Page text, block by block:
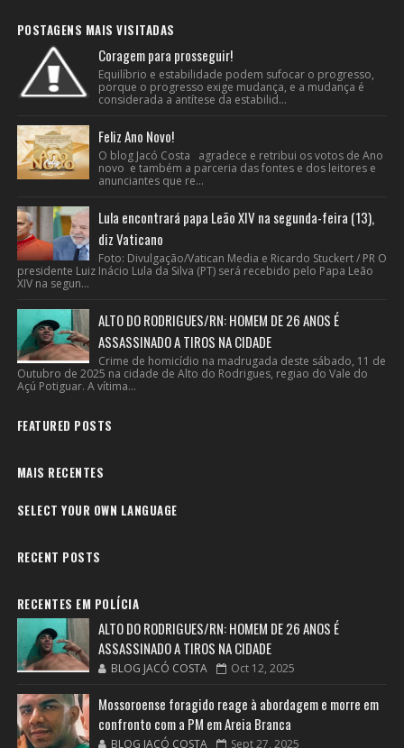
POSTAGENS MAIS VISITADAS
Coragem para prosseguir!
Equilíbrio e estabilidade podem sufocar o progresso,
porque o progresso exige mudança, e a mudança é
considerada a antítese da estabilid...
Feliz Ano Novo!
O blog Jacó Costa agradece e retribui os votos de Ano
novo e também a parceria das fontes e dos leitores e
anunciantes que re...
Lula encontrará papa Leão XIV na segunda-feira (13),
diz Vaticano
Foto: Divulgação/Vatican Media e Ricardo Stuckert / PR O
presidente Luiz Inácio Lula da Silva (PT) será recebido pelo Papa Leão
XIV na segun...
ALTO DO RODRIGUES/RN: HOMEM DE 26 ANOS É
ASSASSINADO A TIROS NA CIDADE
Crime de homicídio na madrugada deste sábado, 11 de
Outubro de 2025 na cidade de Alto do Rodrigues, regiao do Vale do
Açú Potiguar. A vítima...
FEATURED POSTS
MAIS RECENTES
SELECT YOUR OWN LANGUAGE
RECENT POSTS
RECENTES EM POLÍCIA
ALTO DO RODRIGUES/RN: HOMEM DE 26 ANOS É
ASSASSINADO A TIROS NA CIDADE
BLOG JACÓ COSTA Oct 12, 2025
Mossoroense foragido reage à abordagem e morre em
confronto com a PM em Areia Branca
BLOG JACÓ COSTA Sept 27, 2025